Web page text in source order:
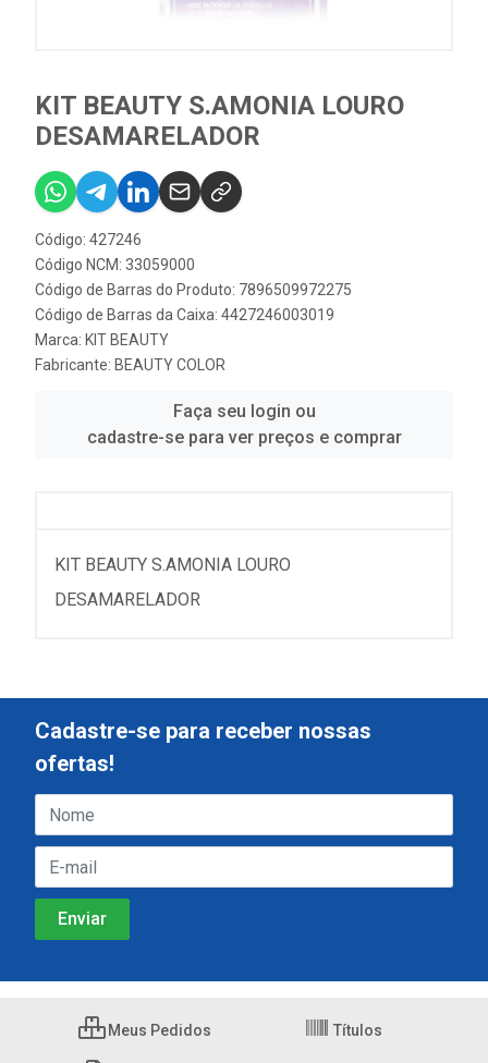
KIT BEAUTY S.AMONIA LOURO
DESAMARELADOR
Código: 427246
Código NCM: 33059000
Código de Barras do Produto: 7896509972275
Código de Barras da Caixa: 4427246003019
Marca: KIT BEAUTY
Fabricante: BEAUTY COLOR
Faça seu login ou
cadastre-se para ver preços e comprar
KIT BEAUTY S.AMONIA LOURO
DESAMARELADOR
Cadastre-se para receber nossas
ofertas!
Meus Pedidos Títulos